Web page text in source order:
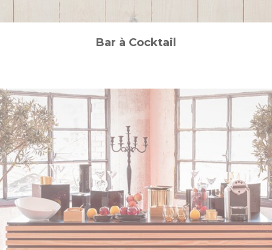
Bar à Cocktail